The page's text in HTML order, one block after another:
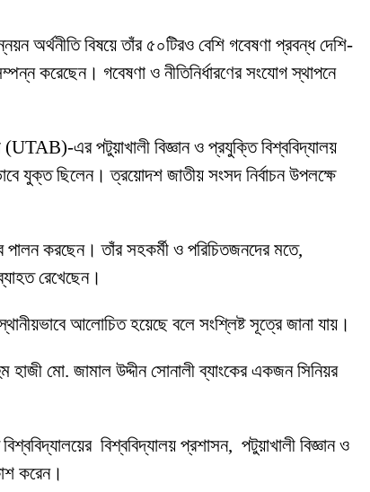
অর্থনীতি বিষয়ে তাঁর ৫০টিরও বেশি গবেষণা প্রবন্ধ দেশি-
করেছেন। গবেষণা ও নীতিনির্ধারণের সংযোগ স্থাপনে
(UTAB)-এর পটুয়াখালী বিজ্ঞান ও প্রযুক্তি বিশ্ববিদ্যালয়
যুক্ত ছিলেন। ত্রয়োদশ জাতীয় সংসদ নির্বাচন উপলক্ষে
পালন করছেন। তাঁর সহকর্মী ও পরিচিতজনদের মতে,
রেখেছেন।
আলোচিত হয়েছে বলে সংশ্লিষ্ট সূত্রে জানা যায়।
হাজী মো. জামাল উদ্দীন সোনালী ব্যাংকের একজন সিনিয়র
বিশ্ববিদ্যালয় প্রশাসন, পটুয়াখালী বিজ্ঞান ও
করেন।